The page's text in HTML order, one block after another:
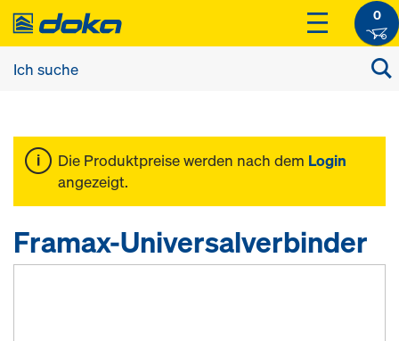
0
Die Produktpreise werden nach dem Login
angezeigt.
Framax-Universalverbinder